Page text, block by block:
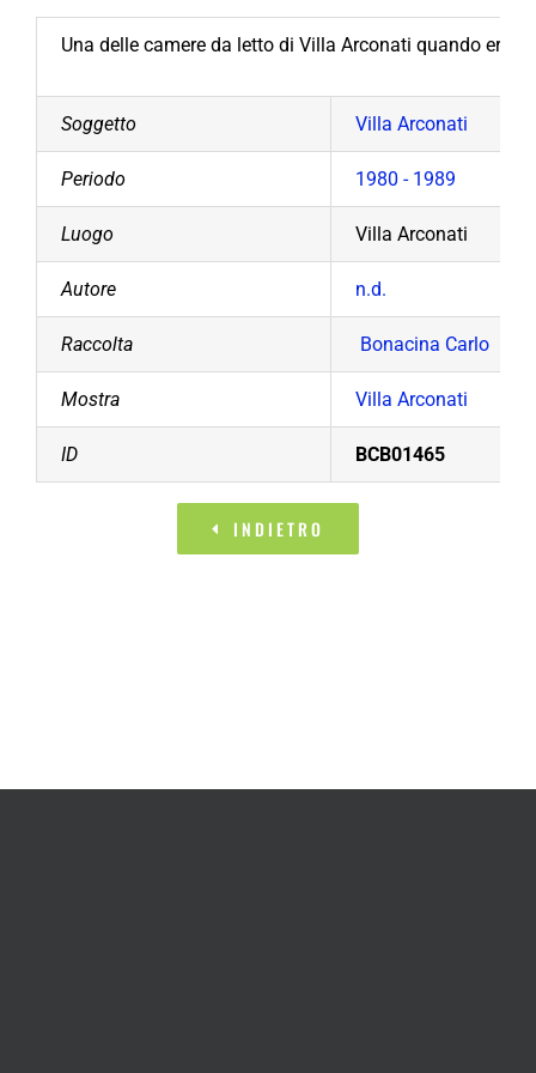
Una delle camere da letto di Villa Arconati quando era
Soggetto Villa Arconati
Periodo 1980 - 1989
Luogo Villa Arconati
Autore n.d.
Raccolta Bonacina Carlo
Mostra Villa Arconati
ID BCB01465
INDIETRO